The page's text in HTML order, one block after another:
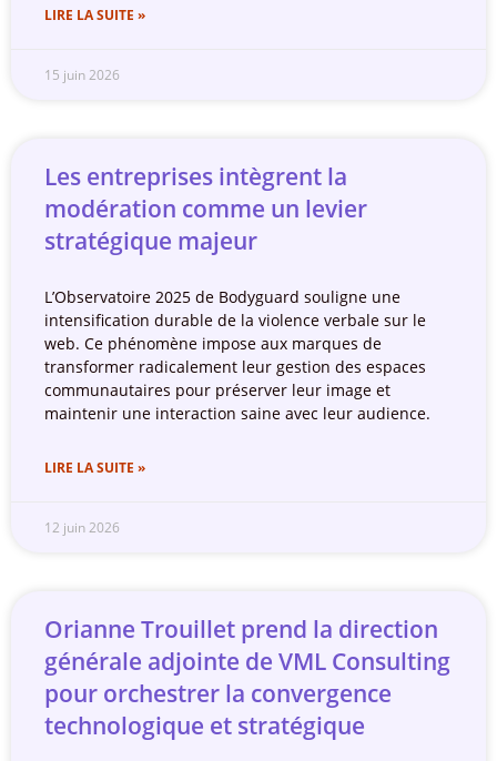
LIRE LA SUITE »
15 juin 2026
Les entreprises intègrent la
modération comme un levier
stratégique majeur
L’Observatoire 2025 de Bodyguard souligne une
intensification durable de la violence verbale sur le
web. Ce phénomène impose aux marques de
transformer radicalement leur gestion des espaces
communautaires pour préserver leur image et
maintenir une interaction saine avec leur audience.
LIRE LA SUITE »
12 juin 2026
Orianne Trouillet prend la direction
générale adjointe de VML Consulting
pour orchestrer la convergence
technologique et stratégique